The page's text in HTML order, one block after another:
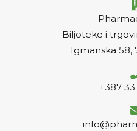
Biljoteke i
Igmanska 58,
+387